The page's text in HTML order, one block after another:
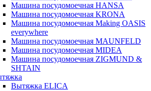
Машина посудомоечная HANSA
Машина посудомоечная KRONA
Машина посудомоечная Making OASIS
everywhere
Машина посудомоечная MAUNFELD
Машина посудомоечная MIDEA
Машина посудомоечная ZIGMUND &
SHTAIN
Вытяжка ELICA